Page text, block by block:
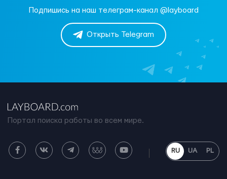
Подпишись на наш телеграм-канал @layboard
Открыть Telegram
Портал поиска работы во всем мире.
RU UA PL